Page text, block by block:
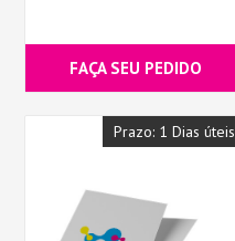
FAÇA SEU PEDIDO
Prazo: 1 Dias úteis